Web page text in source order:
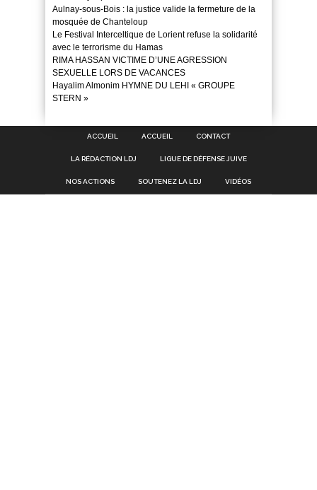
Aulnay-sous-Bois : la justice valide la fermeture de la
mosquée de Chanteloup
Le Festival Interceltique de Lorient refuse la solidarité
avec le terrorisme du Hamas
RIMA HASSAN VICTIME D’UNE AGRESSION
SEXUELLE LORS DE VACANCES
Hayalim Almonim HYMNE DU LEHI « GROUPE
STERN »
ACCUEIL ACCUEIL CONTACT
LA RÉDACTION LDJ LIGUE DE DÉFENSE JUIVE
NOS ACTIONS SOUTENEZ LA LDJ VIDÉOS